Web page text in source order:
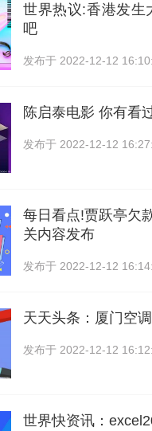
世界热议:香港发生
吧
发布于 2022-12-12
陈启泰电影 你有看
发布于 2022-12-12
每日看点!贾跃亭欠
关内容发布
发布于 2022-12-12
天天头条：厦门空
发布于 2022-12-12
世界快资讯：